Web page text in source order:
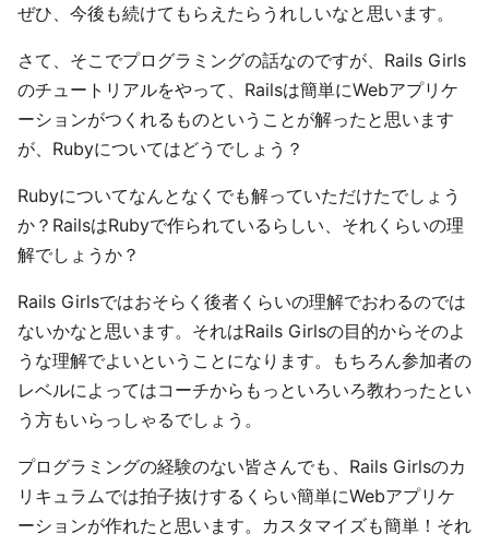
ぜひ、今後も続けてもらえたらうれしいなと思います。
さて、そこでプログラミングの話なのですが、Rails Girls
のチュートリアルをやって、Railsは簡単にWebアプリケ
ーションがつくれるものということが解ったと思います
が、Rubyについてはどうでしょう？
Rubyについてなんとなくでも解っていただけたでしょう
か？RailsはRubyで作られているらしい、それくらいの理
解でしょうか？
Rails Girlsではおそらく後者くらいの理解でおわるのでは
ないかなと思います。それはRails Girlsの目的からそのよ
うな理解でよいということになります。もちろん参加者の
レベルによってはコーチからもっといろいろ教わったとい
う方もいらっしゃるでしょう。
プログラミングの経験のない皆さんでも、Rails Girlsのカ
リキュラムでは拍子抜けするくらい簡単にWebアプリケ
ーションが作れたと思います。カスタマイズも簡単！それ